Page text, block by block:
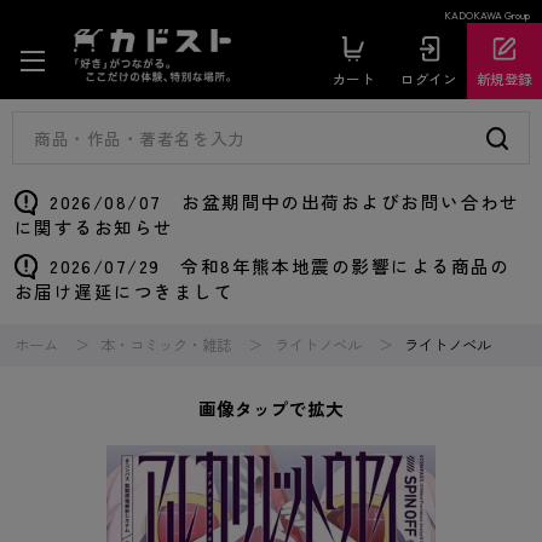
KADOKAWA Group
カート ログイン 新規登録
2026/08/07 お盆期間中の出荷およびお問い合わせ
に関するお知らせ
2026/07/29 令和8年熊本地震の影響による商品の
お届け遅延につきまして
ホーム 本・コミック・雑誌 ライトノベル ライトノベル
画像タップで拡大